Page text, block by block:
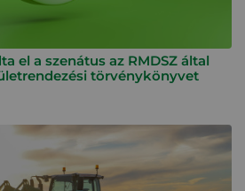
el a szenátus az RMDSZ által
törvénykönyvet